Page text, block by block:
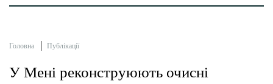
Головна Публікації
У Мені реконструюють очисні